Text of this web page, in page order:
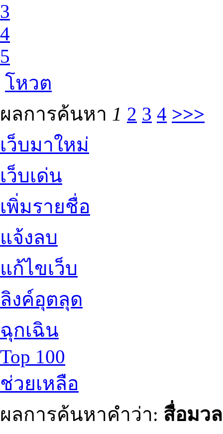
3
4
5
โหวต
ผลการค้นหา 1 2 3 4 >>>
เว็บมาใหม่
เว็บเด่น
เพิ่มรายชื่อ
แจ้งลบ
แก้ไขเว็บ
ลิงค์อุตลุด
ฉุกเฉิน
Top 100
ช่วยเหลือ
ผลการค้นหาคำว่า: สื่อมว